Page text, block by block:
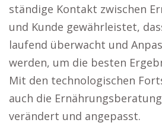
ständige Kontakt zwischen
und Kunde gewährleistet,
laufend überwacht und
werden, um die besten
Mit den technologischen
auch die
verändert und angepasst.